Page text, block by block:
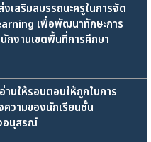
เสริมสมรรถนะครูในการจัด
เพื่อพัฒนาทักษะการ
งานเขตพื้นที่การศึกษา
นให้รอบตอบให้ถูกในการ
วามของนักเรียนชั้น
อนุสรณ์